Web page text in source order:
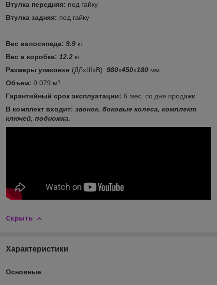
Втулка передняя: под гайку
Втулка задняя: под гайку
Вес велосипеда: 9.9 кг.
Вес в коробке: 12.2 кг.
Размеры упаковки (ДЛхШхВ): 980х450х180 мм
Объем: 0.079 м³
Гарантийный срок эксплуатации: 6 мес. со дня продажи
В комплект входит: звонок, боковые колеса, комплект
ключей, подножка.
Скрыть
Характеристики
Основные